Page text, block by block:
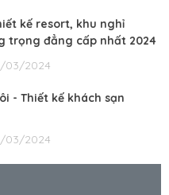
kế resort, khu nghỉ
trọng đẳng cấp nhất 2024
03/2024
- Thiết kế khách sạn
03/2024